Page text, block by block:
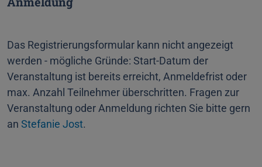
Das Registrierungsformular kann nicht angezeigt
werden - mögliche Gründe: Start-Datum der
Veranstaltung ist bereits erreicht, Anmeldefrist oder
max. Anzahl Teilnehmer überschritten. Fragen zur
Veranstaltung oder Anmeldung richten Sie bitte gern
an Stefanie Jost.